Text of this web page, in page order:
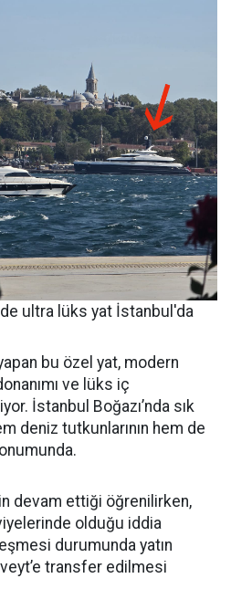
ultra lüks yat İstanbul'da
bu özel yat, modern
ve lüks iç
İstanbul Boğazı’nda sık
deniz tutkunlarının hem de
devam ettiği öğrenilirken,
olduğu iddia
durumunda yatın
transfer edilmesi